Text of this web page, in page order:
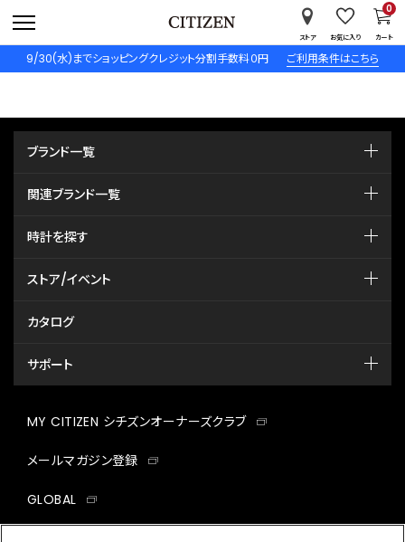
9/30(水)までショッピングクレジット分割手数料０円 ご利用条件はこちら
ストア お気に入り カート
0
ブランド一覧
関連ブランド一覧
時計を探す
ストア/イベント
カタログ
サポート
MY CITIZEN シチズンオーナーズクラブ
メールマガジン登録
GLOBAL